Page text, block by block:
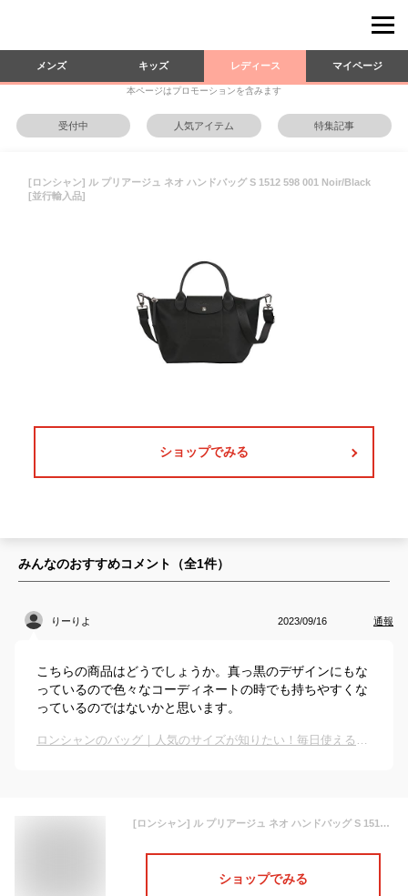
メンズ キッズ レディース マイページ
本ページはプロモーションを含みます
受付中 人気アイテム 特集記事
[ロンシャン] ル プリアージュ ネオ ハンドバッグ S 1512 598 001 Noir/Black
[並行輸入品]
ショップでみる
みんなのおすすめコメント（全1件）
りーりよ 2023/09/16 通報
こちらの商品はどうでしょうか。真っ黒のデザインにもな
っているので色々なコーディネートの時でも持ちやすくな
っているのではないかと思います。
ロンシャンのバッグ｜人気のサイズが知りたい！毎日使えるおしゃれバッグは？
[ロンシャン] ル プリアージュ ネオ ハンドバッグ S 1512 598 001 Noir/Black [並行輸入品]
ショップでみる